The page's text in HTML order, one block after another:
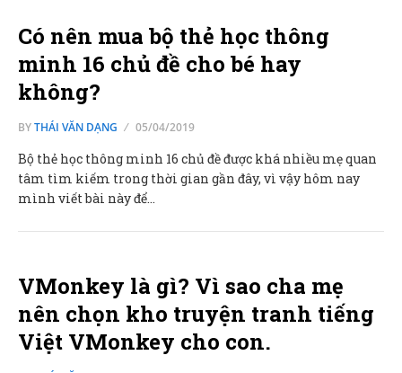
Có nên mua bộ thẻ học thông
minh 16 chủ đề cho bé hay
không?
BYTHÁI VĂN DẠNG 05/04/2019
Bộ thẻ học thông minh 16 chủ đề được khá nhiều mẹ quan
tâm tìm kiếm trong thời gian gần đây, vì vậy hôm nay
mình viết bài này để…
VMonkey là gì? Vì sao cha mẹ
nên chọn kho truyện tranh tiếng
Việt VMonkey cho con.